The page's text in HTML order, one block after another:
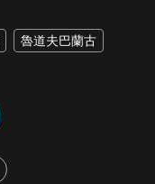
魯道夫巴蘭古